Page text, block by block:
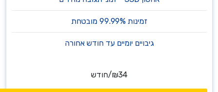
זמינות 99.99% מובטחת
גיבויים יומיים עד חודש אחורה
₪34
/חודש